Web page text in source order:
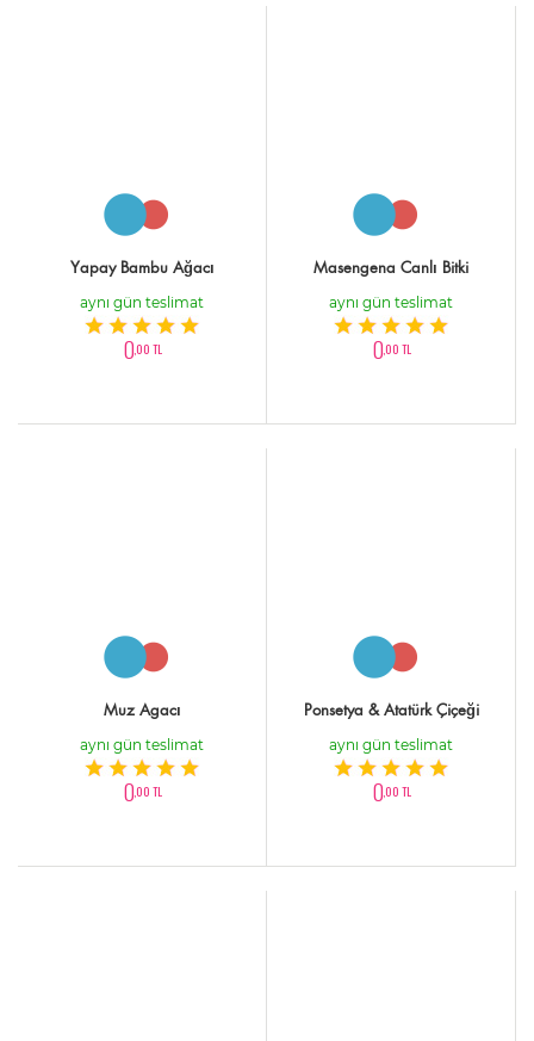
Yapay Bambu Ağacı
aynı gün teslimat
0,00 TL
Masengena Canlı Bitki
aynı gün teslimat
0,00 TL
Muz Agacı
aynı gün teslimat
0,00 TL
Ponsetya & Atatürk Çiçeği
aynı gün teslimat
0,00 TL